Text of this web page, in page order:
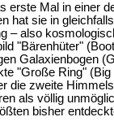
erste Mal in einer
hat sie in
– also
"Bärenhüter"
Galaxienbogen
"Große Ring"
die zweite
als völlig
bisher